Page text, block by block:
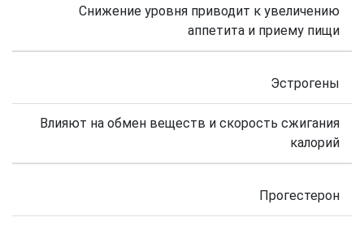
Снижение уровня приводит к увеличению
аппетита и приему пищи
Эстрогены
Влияют на обмен веществ и скорость сжигания
калорий
Прогестерон